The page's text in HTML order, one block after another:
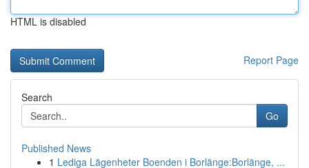
HTML is disabled
Report Page
Search
Go
Published News
1 Lediga Lägenheter Boenden i Borlänge:Borlänge, ...